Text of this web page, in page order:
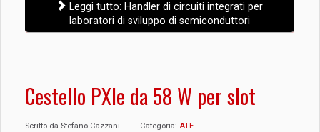
Leggi tutto: Handler di circuiti integrati per
laboratori di sviluppo di semiconduttori
Cestello PXIe da 58 W per slot
Scritto da Stefano Cazzani Categoria: ATE